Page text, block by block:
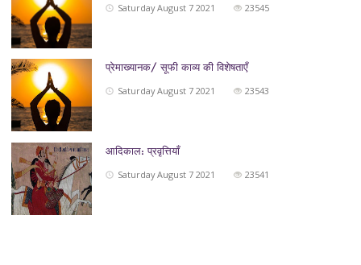
Saturday August 7 2021
23545
प्रेमाख्यानक/ सूफी काव्य की विशेषताएँ
Saturday August 7 2021
23543
आदिकाल: प्रवृत्तियाँ
Saturday August 7 2021
23541